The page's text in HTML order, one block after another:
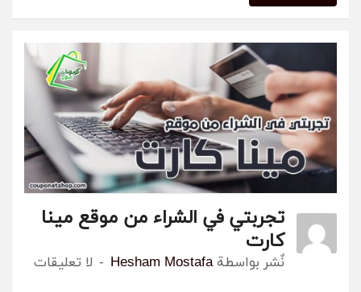
تجربتي في الشراء من موقع مينا
كارت
نٌشر بواسطةHesham Mostafa لا تعليقات